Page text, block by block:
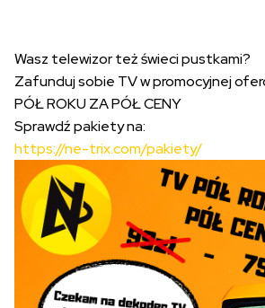
Wasz telewizor też świeci pustkami?
Zafunduj sobie TV w promocyjnej
PÓŁ ROKU ZA PÓŁ CENY
Sprawdź pakiety na:
https://ne-trix.com/pakiety/